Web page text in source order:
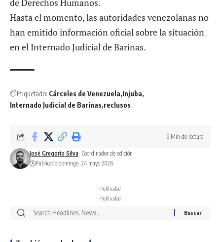
han emitido información oficial sobre la situación
en el Internado Judicial de Barinas.
Internado Judicial de Barinas
reclusos
José Gregorio Silva- Coordinador de edición